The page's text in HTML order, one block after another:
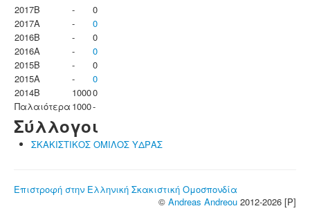
2017B
-
0
2017A
-
0
2016B
-
0
2016A
-
0
2015B
-
0
2015A
-
0
2014B
10000
Παλαιότερα 1000-
Σύλλογοι
ΣΚΑΚΙΣΤΙΚΟΣ ΟΜΙΛΟΣ ΥΔΡΑΣ
Επιστροφή στην Ελληνική Σκακιστική Ομοσπονδία
© Andreas Andreou 2012-2026 [P]